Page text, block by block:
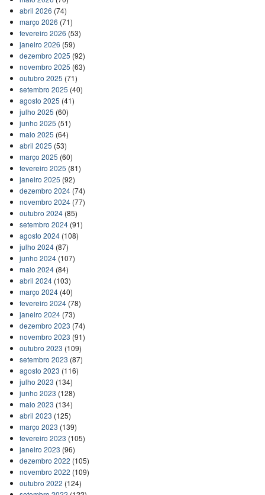
abril 2026 (74)
março 2026 (71)
fevereiro 2026 (53)
janeiro 2026 (59)
dezembro 2025 (92)
novembro 2025 (63)
outubro 2025 (71)
setembro 2025 (40)
agosto 2025 (41)
julho 2025 (60)
junho 2025 (51)
maio 2025 (64)
abril 2025 (53)
março 2025 (60)
fevereiro 2025 (81)
janeiro 2025 (92)
dezembro 2024(74)
novembro 2024(77)
outubro 2024(85)
setembro 2024(91)
agosto 2024(108)
julho 2024(87)
junho 2024(107)
maio 2024(84)
abril 2024(103)
março 2024(40)
fevereiro 2024(78)
janeiro 2024(73)
dezembro 2023 (74)
novembro 2023 (91)
outubro 2023 (109)
setembro 2023 (87)
agosto 2023 (116)
julho 2023 (134)
junho 2023 (128)
maio 2023 (134)
abril 2023 (125)
março 2023 (139)
fevereiro 2023 (105)
janeiro 2023 (96)
dezembro 2022 (105)
novembro 2022 (109)
outubro 2022 (124)